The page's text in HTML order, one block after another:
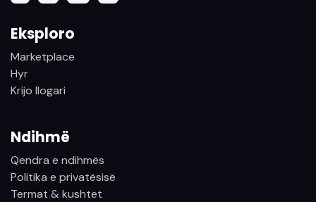
Eksploro
Marketplace
Hyr
Krijo llogari
Ndihmë
Qendra e ndihmës
Politika e privatësisë
Termat & kushtet